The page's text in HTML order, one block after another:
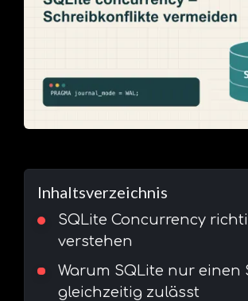
Inhaltsverzeichnis
SQLite Concurrency
verstehen
Warum SQLite nur einen
gleichzeitig zulässt